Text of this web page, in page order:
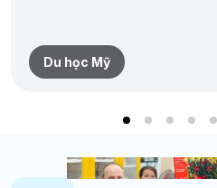
Du học Mỹ